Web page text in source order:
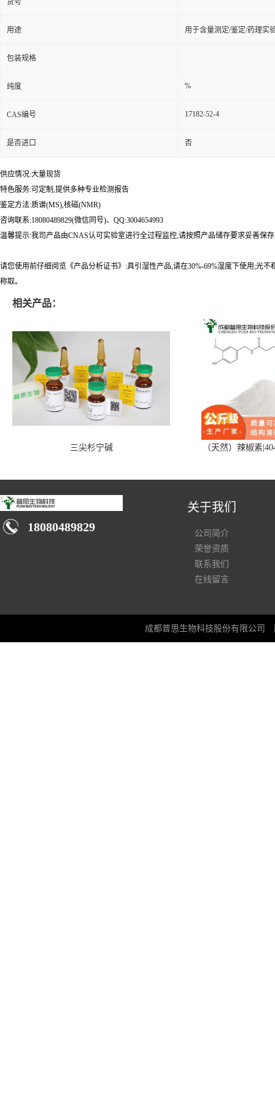
货号
用途 用于含量测定/鉴定/药理实
包装规格
纯度 %
CAS编号 17182-52-4
是否进口 否
供应情况:大量现货
特色服务:可定制,提供多种专业检测报告
鉴定方法:质谱(MS),核磁(NMR)
咨询联系:18080489829(微信同号)、QQ:3004654993
温馨提示:我司产品由CNAS认可实验室进行全过程监控,请按照产品储存要求妥善保
请您使用前仔细阅览《产品分析证书》:具引湿性产品,请在30%-69%湿度下使用;光
称取。
相关产品：
三尖杉宁碱 （天然）辣椒素
18080489829
关于我们
公司简介
荣誉资质
联系我们
在线留言
成都普思生物科技股份有限公司